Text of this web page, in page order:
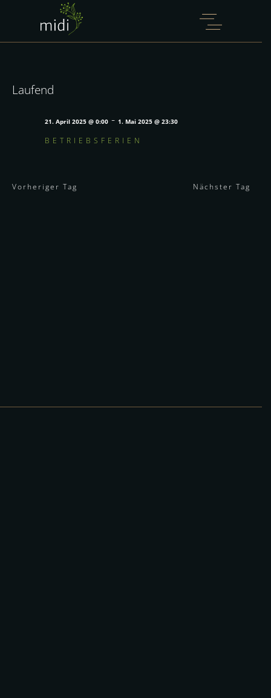
Laufend
BETRIEBSFERIEN
21. April 2025 @ 0:00- 1. Mai 2025 @ 23:30
Vorheriger Tag Nächster Tag
WILLKOMMEN IM
MIDI, MARCUS
beginnt für das midi ein neues Kapitel.
Wir freuen uns sehr, Marcus Langer als
Mehr erfahren